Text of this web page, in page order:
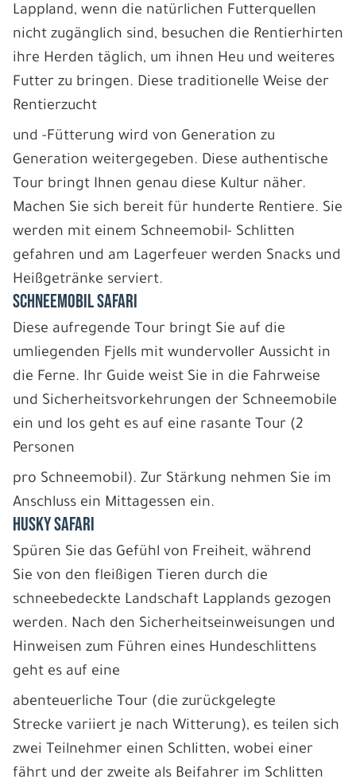
Lappland, wenn die natürlichen Futterquellen
nicht zugänglich sind, besuchen die Rentierhirten
ihre Herden täglich, um ihnen Heu und weiteres
Futter zu bringen. Diese traditionelle Weise der
Rentierzucht
und -Fütterung wird von Generation zu
Generation weitergegeben. Diese authentische
Tour bringt Ihnen genau diese Kultur näher.
Machen Sie sich bereit für hunderte Rentiere. Sie
werden mit einem Schneemobil- Schlitten
gefahren und am Lagerfeuer werden Snacks und
Heißgetränke serviert.
SCHNEEMOBIL SAFARI
Diese aufregende Tour bringt Sie auf die
umliegenden Fjells mit wundervoller Aussicht in
die Ferne. Ihr Guide weist Sie in die Fahrweise
und Sicherheitsvorkehrungen der Schneemobile
ein und los geht es auf eine rasante Tour (2
Personen
pro Schneemobil). Zur Stärkung nehmen Sie im
Anschluss ein Mittagessen ein.
HUSKY SAFARI
Spüren Sie das Gefühl von Freiheit, während
Sie von den fleißigen Tieren durch die
schneebedeckte Landschaft Lapplands gezogen
werden. Nach den Sicherheitseinweisungen und
Hinweisen zum Führen eines Hundeschlittens
geht es auf eine
abenteuerliche Tour (die zurückgelegte
Strecke variiert je nach Witterung), es teilen sich
zwei Teilnehmer einen Schlitten, wobei einer
fährt und der zweite als Beifahrer im Schlitten